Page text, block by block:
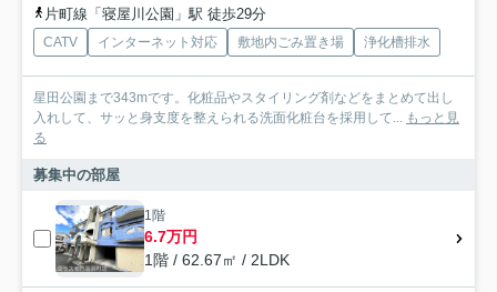
片町線「寝屋川公園」駅 徒歩29分
CATV インターネット対応 敷地内ごみ置き場 浄化槽排水
星田公園まで343mです。化粧品やスタイリング剤などをまとめて出し
入れして、サッと身支度を整えられる洗面化粧台を採用して... もっと見
る
募集中の部屋
1階
6.7万円
1階 / 62.67㎡ / 2LDK